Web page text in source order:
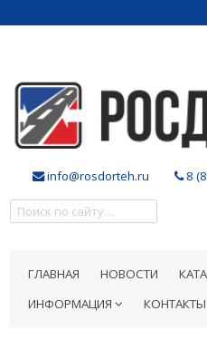
info@rosdorteh.ru 8
ГЛАВНАЯ НОВОСТИ
ИНФОРМАЦИЯ